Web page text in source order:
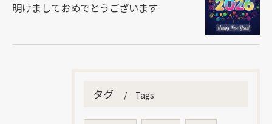
明けましておめでとうございます
タグ Tags